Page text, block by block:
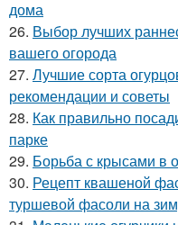
дома
26. Выбор лучших
вашего огорода
27. Лучшие сорта
рекомендации и советы
28. Как правильно
парке
29. Борьба с крысами в
30. Рецепт квашеной
туршевой фасоли на